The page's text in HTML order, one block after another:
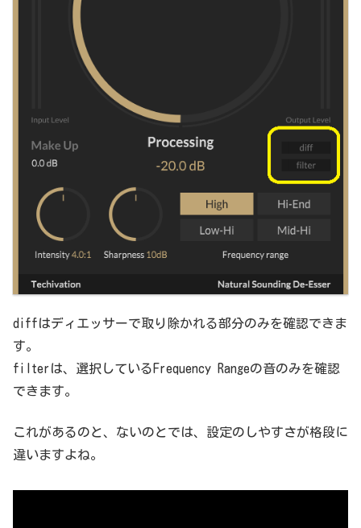
diffはディエッサーで取り除かれる部分のみを確認できま
す。
filterは、選択しているFrequency Rangeの音のみを確認
できます。
これがあるのと、ないのとでは、設定のしやすさが格段に
違いますよね。